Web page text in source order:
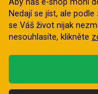
Aby náš e-shop mohl
Nedají se jíst, ale
se Váš život nijak
nesouhlasíte, klikněte